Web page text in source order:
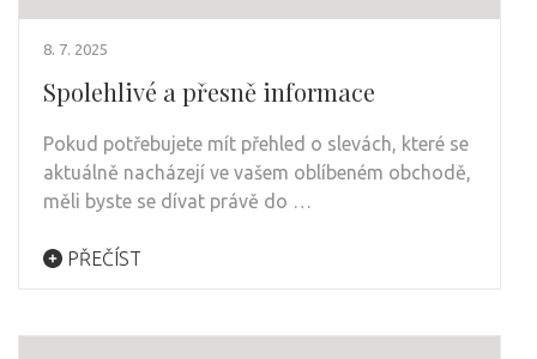
8. 7. 2025
Spolehlivé a přesně informace
Pokud potřebujete mít přehled o slevách, které se
aktuálně nacházejí ve vašem oblíbeném obchodě,
měli byste se dívat právě do …
PŘEČÍST